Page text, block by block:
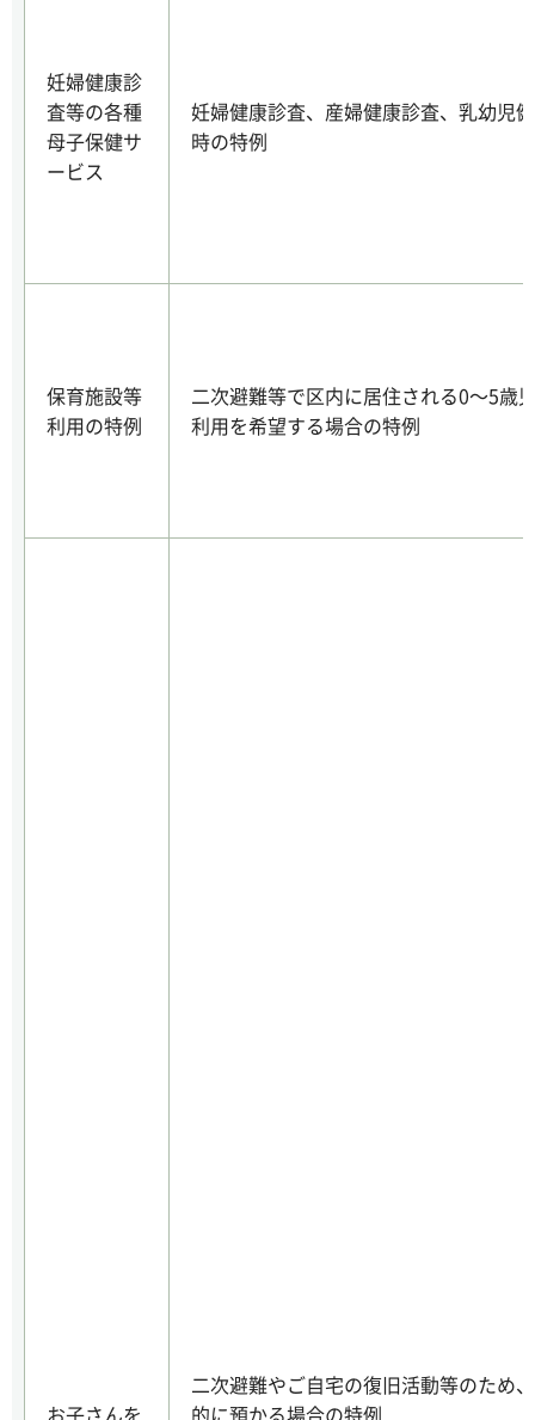
妊婦健康診
査等の各種
母子保健サ
ービス
妊婦健康診査、産婦健康診査、乳幼児
時の特例
保育施設等
利用の特例
二次避難等で区内に居住される0～5歳
利用を希望する場合の特例
二次避難やご自宅の復旧活動等のため